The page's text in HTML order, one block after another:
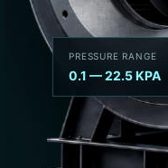
PRESSURE RANGE
0.1 — 22.5 KPA